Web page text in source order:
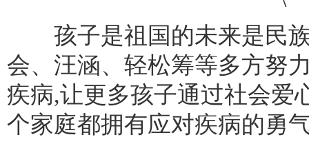
孩子是祖国的未来是民族
会、汪涵、轻松筹等多方努
疾病,让更多孩子通过社会爱
个家庭都拥有应对疾病的勇